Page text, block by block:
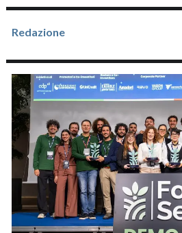
Redazione